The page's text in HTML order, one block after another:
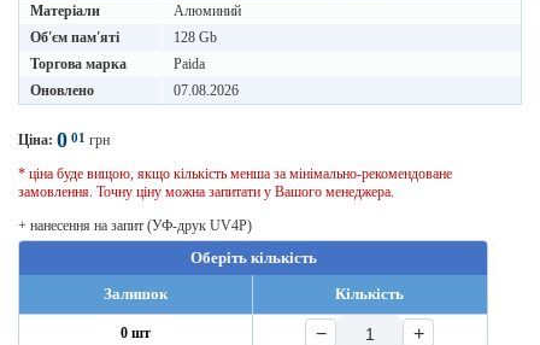
Матеріали
Алюминий
Об'єм пам'яті
128 Gb
Торгова марка
Paida
Оновлено
07.08.2026
Ціна: 0 01 грн
* ціна буде вищою, якщо кількість менша за мінімально-рекомендоване
замовлення. Точну ціну можна запитати у Вашого менеджера.
+ нанесення на запит (УФ-друк UV4P)
Оберіть кількість
Залишок
Кількість
0 шт − +